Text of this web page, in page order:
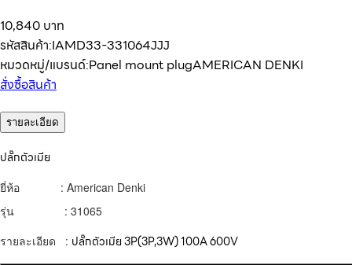
10,840 บาท
รหัสสินค้า:IAMD33-331064JJJ
หมวดหมู่/แบรนด์:Panel mount plugAMERICAN DENKI
สั่งซื้อสินค้า
รายละเอียด
ปลั๊กตัวเมีย
ยี่ห้อ : American Denki
รุ่น : 31065
รายละเอียด : ปลั๊กตัวเมีย3P(3P,3W) 100A 600V